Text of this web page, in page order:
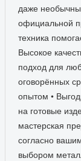
даже
официальной
техника
Высокое
подход для
оговорённых
опытом •
на готовые
мастерская
согласно
выбором